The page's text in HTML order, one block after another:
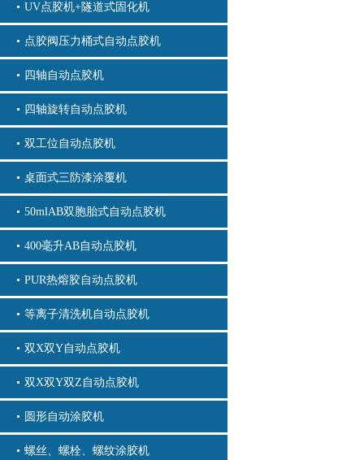
UV点胶机+隧道式固化机
点胶阀压力桶式自动点胶机
四轴自动点胶机
四轴旋转自动点胶机
双工位自动点胶机
桌面式三防漆涂覆机
50mlAB双胞胎式自动点胶机
400毫升AB自动点胶机
PUR热熔胶自动点胶机
等离子清洗机自动点胶机
双X双Y自动点胶机
双X双Y双Z自动点胶机
圆形自动涂胶机
螺丝、螺栓、螺纹涂胶机